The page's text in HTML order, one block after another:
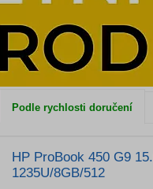
Podle rychlosti doručení
HP ProBook 450 G9
1235U/8GB/512